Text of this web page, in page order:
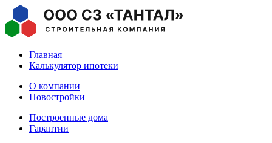
Главная
Калькулятор ипотеки
О компании
Новостройки
Построенные дома
Гарантии